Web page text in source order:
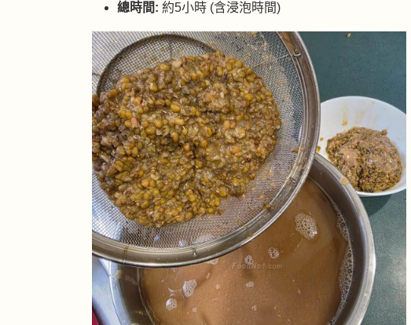
總時間: 約5小時 (含浸泡時間)